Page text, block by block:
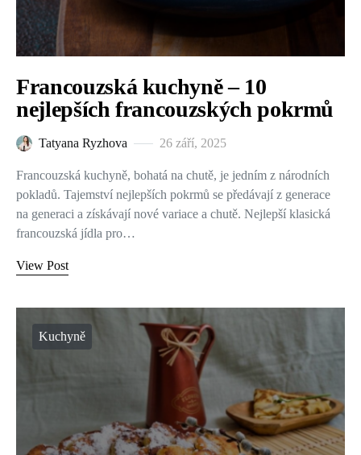
Francouzská kuchyně – 10
nejlepších francouzských pokrmů
Tatyana Ryzhova 26 září, 2025
Francouzská kuchyně, bohatá na chutě, je jedním z národních
pokladů. Tajemství nejlepších pokrmů se předávají z generace
na generaci a získávají nové variace a chutě. Nejlepší klasická
francouzská jídla pro…
View Post
Kuchyně